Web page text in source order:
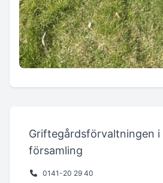
Griftegårdsförvaltningen i
församling
0141-20 29 40